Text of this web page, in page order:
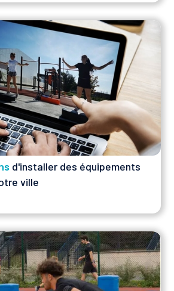
d'installer des équipements
ville